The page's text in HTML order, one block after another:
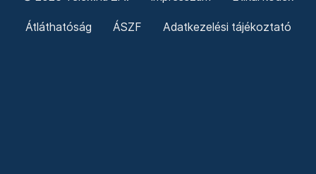
Átláthatóság ÁSZF Adatkezelési tájékoztató